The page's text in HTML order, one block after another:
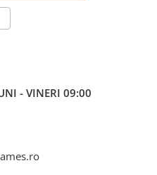
- VINERI 09:00